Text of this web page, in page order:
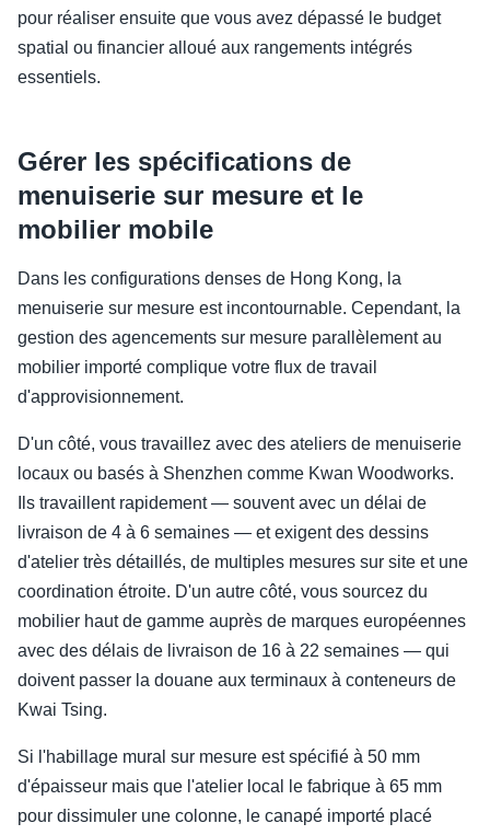
pour réaliser ensuite que vous avez dépassé le budget
spatial ou financier alloué aux rangements intégrés
essentiels.
Gérer les spécifications de
menuiserie sur mesure et le
mobilier mobile
Dans les configurations denses de Hong Kong, la
menuiserie sur mesure est incontournable. Cependant, la
gestion des agencements sur mesure parallèlement au
mobilier importé complique votre flux de travail
d'approvisionnement.
D'un côté, vous travaillez avec des ateliers de menuiserie
locaux ou basés à Shenzhen comme Kwan Woodworks.
Ils travaillent rapidement — souvent avec un délai de
livraison de 4 à 6 semaines — et exigent des dessins
d'atelier très détaillés, de multiples mesures sur site et une
coordination étroite. D'un autre côté, vous sourcez du
mobilier haut de gamme auprès de marques européennes
avec des délais de livraison de 16 à 22 semaines — qui
doivent passer la douane aux terminaux à conteneurs de
Kwai Tsing.
Si l'habillage mural sur mesure est spécifié à 50 mm
d'épaisseur mais que l'atelier local le fabrique à 65 mm
pour dissimuler une colonne, le canapé importé placé